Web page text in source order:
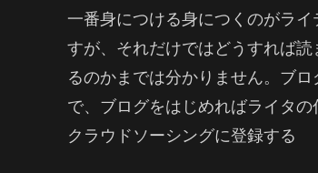
一番身につける身につくのがラ
すが、それだけではどうすれば
るのかまでは分かりません。ブ
で、ブログをはじめればライタの
クラウドソーシングに登録する